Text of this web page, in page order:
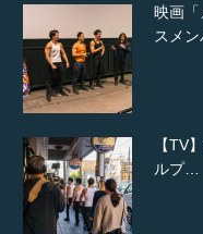
映画「
スメ
【TV
ルプ…